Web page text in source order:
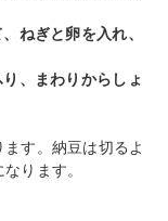
ねぎと卵を入れ、
、まわりからしょ
す。納豆は切るよ
ります。